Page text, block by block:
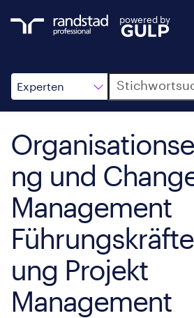
powered by
Experten
Suche
ng und
Management
ung Projekt
Management